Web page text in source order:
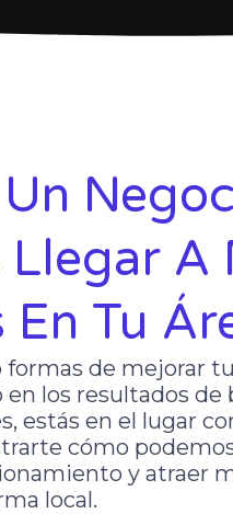
Llegar A
Tu
formas de mejorar tu
los resultados de
estás en el lugar
cómo
y atraer
local.